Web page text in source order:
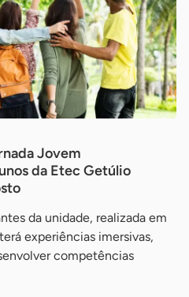
Jovem
da Etec Getúlio
da unidade, realizada em
experiências imersivas,
competências